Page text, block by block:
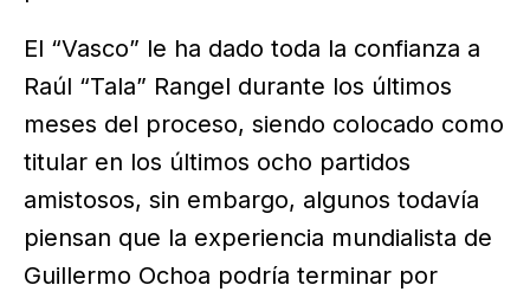
El “Vasco” le ha dado toda la confianza a
Raúl “Tala” Rangel durante los últimos
meses del proceso, siendo colocado como
titular en los últimos ocho partidos
amistosos, sin embargo, algunos todavía
piensan que la experiencia mundialista de
Guillermo Ochoa podría terminar por